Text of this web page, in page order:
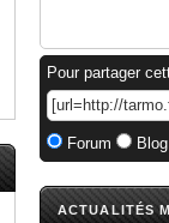
Pour partager
Forum
ACTUALITÉS